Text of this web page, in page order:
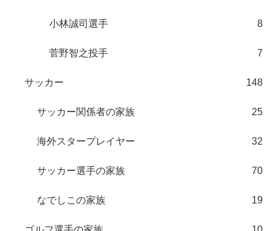
小林誠司選手 8
菅野智之投手 7
サッカー 148
サッカー関係者の家族 25
海外スタープレイヤー 32
サッカー選手の家族 70
なでしこの家族 19